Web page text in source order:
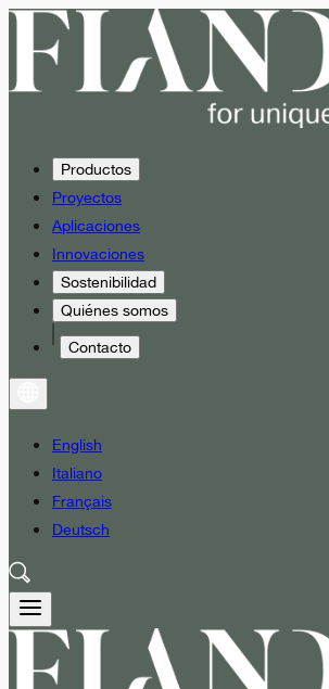
Productos
Proyectos
Aplicaciones
Innovaciones
Sostenibilidad
Quiénes somos
Contacto
English
Italiano
Français
Deutsch